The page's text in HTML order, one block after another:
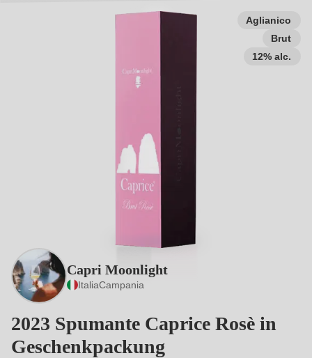
Aglianico
Brut
12% alc.
Capri Moonlight
ItaliaCampania
2023 Spumante Caprice Rosè in
Geschenkpackung